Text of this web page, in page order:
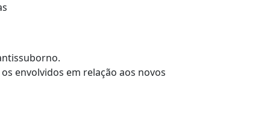
envolvidos em relação aos novos